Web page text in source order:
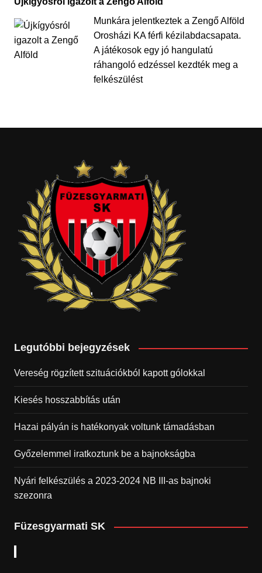
Munkára jelentkeztek a Zengő Alföld
Orosházi KA férfi kézilabdacsapata.
A játékosok egy jó hangulatú
ráhangoló edzéssel kezdték meg a
felkészülést
Legutóbbi bejegyzések
Vereség rögzített szituációkból kapott gólokkal
Kiesés hosszabbítás után
Hazai pályán is hatékonyak voltunk támadásban
Győzelemmel iratkoztunk be a bajnokságba
Nyári felkészülés a 2023-2024 NB III-as bajnoki
szezonra
Füzesgyarmati SK